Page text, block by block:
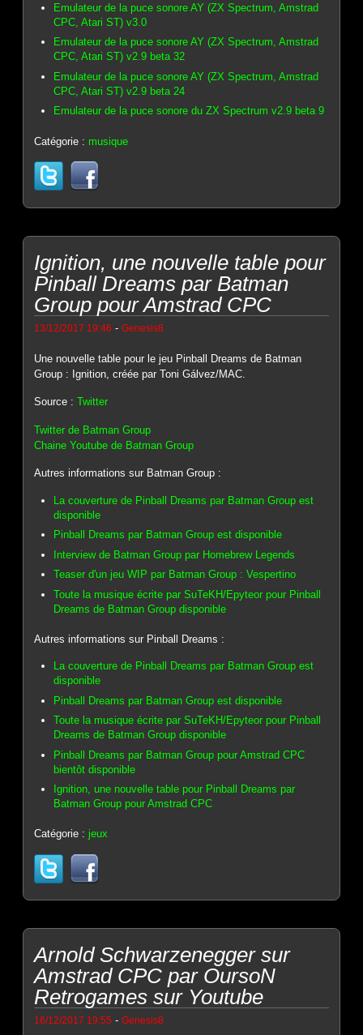
Emulateur de la puce sonore AY (ZX Spectrum, Amstrad
CPC, Atari ST) v3.0
Emulateur de la puce sonore AY (ZX Spectrum, Amstrad
CPC, Atari ST) v2.9 beta 32
Emulateur de la puce sonore AY (ZX Spectrum, Amstrad
CPC, Atari ST) v2.9 beta 24
Emulateur de la puce sonore du ZX Spectrum v2.9 beta 9
Catégorie : musique
Ignition, une nouvelle table pour
Pinball Dreams par Batman
Group pour Amstrad CPC
13/12/2017 19:46 -Genesis8
Une nouvelle table pour le jeu Pinball Dreams de Batman
Group : Ignition, créée par Toni Gálvez/MAC.
Source :Twitter
Twitter de Batman Group
Chaine Youtube de Batman Group
Autres informations sur Batman Group :
La couverture de Pinball Dreams par Batman Group est
disponible
Pinball Dreams par Batman Group est disponible
Interview de Batman Group par Homebrew Legends
Teaser d'un jeu WIP par Batman Group : Vespertino
Toute la musique écrite par SuTeKH/Epyteor pour Pinball
Dreams de Batman Group disponible
Autres informations sur Pinball Dreams :
La couverture de Pinball Dreams par Batman Group est
disponible
Pinball Dreams par Batman Group est disponible
Toute la musique écrite par SuTeKH/Epyteor pour Pinball
Dreams de Batman Group disponible
Pinball Dreams par Batman Group pour Amstrad CPC
bientôt disponible
Ignition, une nouvelle table pour Pinball Dreams par
Batman Group pour Amstrad CPC
Catégorie :jeux
Arnold Schwarzenegger sur
Amstrad CPC par OursoN
Retrogames sur Youtube
16/12/2017 19:55 -Genesis8